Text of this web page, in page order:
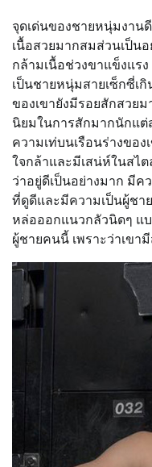
จุดเด่นของชายหนุ่มงาน
เนื้อสวยมากสมส่วนเป็น
กล้ามเนื้อช่วงขาแข็งแร
เป็นชายหนุ่มสายเซ็กซี่เ
ของเขายังมีรอยสักสวย
นิยมในการสักมากนักแ
ความเท่บนเรือนร่างขอ
ใจกล้าและมีเสน่ห์ในสไ
ว่าอยู่ดีเป็นอย่างมาก มี
ที่ดูดีและมีความเป็นผู้ช
หล่อออกแนวกลัวนิดๆ แ
ผู้ชายคนนี้ เพราะว่าเขา